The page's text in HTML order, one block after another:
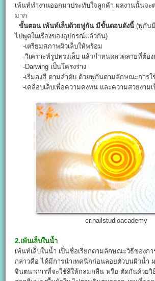
เพ้นท์ทำงานออกมาประทับใจลูกค้า ผลงานนั้นจะ
มาก
ขั้นตอน เพ้นท์เล็บด้วยพู่กัน มีขั้นตอนดังนี้ (พู่กัน
ไปพูดในเรื่องของอุปกรณ์แล้วกัน)
-เตรียมสภาพผิวเล็บให้พร้อม
-วิเคราะห์รูปทรงเล็บ แล้วกำหนดลวดลายที่ต้อง
-Darwing เป็นโครงร่าง
-เริ่มลงสี ตามลำดับ ด้วยพู่กันตามลักษณะการใ
-เคลือบเล็บเพื่อความคงทน และความสวยงาม
cr.nailstudioacademy
2.เพ้นเล็บในน้ำ
เพ้นท์เล็บในน้ำ เป็นชื่อเรียกตามลักษณะวิธีของก
กล่าวคือ ได้มีการนำเทคนิกก่อนลอยตัวบนผิวน้ำ
จินตนาการที่จะใช้สีให้กลมกลืน หรือ ตัดกันด้วยวิ